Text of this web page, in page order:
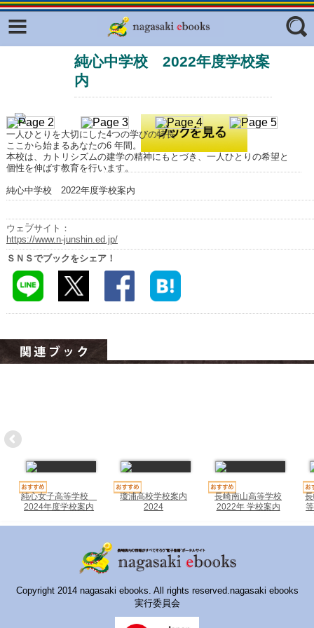
フリーワード
ジャンル
純心中学校 2022年度学校案
内
一人ひとりを大切にした4つの学びの特長
ここから始まるあなたの6 年間。
本校は、カトリシズムの建学の精神にもとづき、一人ひとりの希望と
個性を伸ばす教育を行います。
純心中学校 2022年度学校案内
ウェブサイト：
https://www.n-junshin.ed.jp/
ＳＮＳでブックをシェア！
純心女子高等学校
2024年度学校案内
瓊浦高校学校案内
2024
長崎南山高等学校
2022年 学校案内
Copyright 2014 nagasaki ebooks. All rights reserved.nagasaki ebooks
実行委員会
Facebook
ふくいろキラリプロジェクト
東京観光デジタルパンフレットギャ
ラリー（TOKYO Brochures）
復興応援企画
はじめてご利用される方へ
コンテンツ
広報誌ナビ
明治日本の産業革命遺産
長崎と天草地方の潜伏キリシタン
関連遺産
大学・専門学校ナビ
ハイスクールナビ
小・中学校ナビ
おおむらebooks
みなみしまばらebooks
ながさき市ebooks
さいかいイーブックス